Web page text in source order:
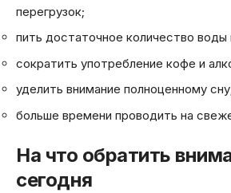
перегрузок;
пить достаточное количество воды
сократить употребление кофе и
уделить внимание полноценному
больше времени проводить на
На что обратить
сегодня